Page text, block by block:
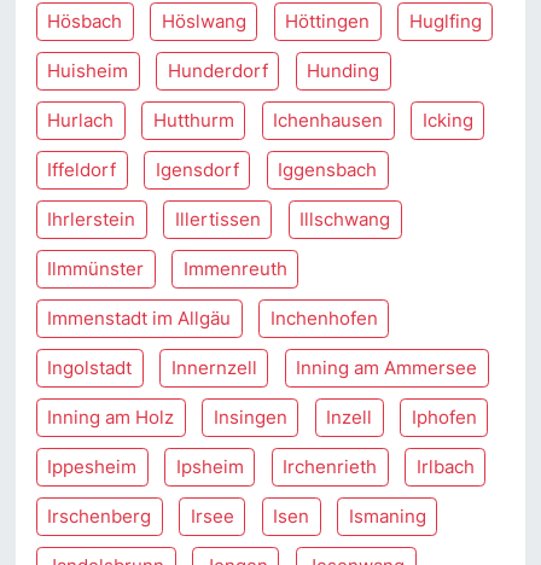
Hösbach Höslwang Höttingen Huglfing
Huisheim Hunderdorf Hunding
Hurlach Hutthurm Ichenhausen Icking
Iffeldorf Igensdorf Iggensbach
Ihrlerstein Illertissen Illschwang
Ilmmünster Immenreuth
Immenstadt im Allgäu Inchenhofen
Ingolstadt Innernzell Inning am Ammersee
Inning am Holz Insingen Inzell Iphofen
Ippesheim Ipsheim Irchenrieth Irlbach
Irschenberg Irsee Isen Ismaning